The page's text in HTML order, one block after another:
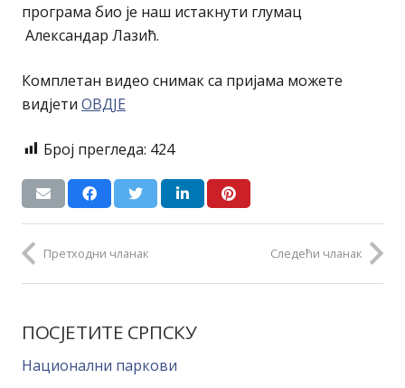
програма био је наш истакнути глумац
Александар Лазић.
Комплетан видео снимак са пријама можете
видјети ОВДЈЕ
Број прегледа: 424
Претходни чланак Следећи чланак
ПОСЈЕТИТЕ СРПСКУ
Национални паркови